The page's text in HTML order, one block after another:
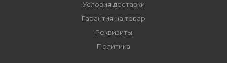
Условия доставки
Гарантия на товар
Реквизиты
Политика